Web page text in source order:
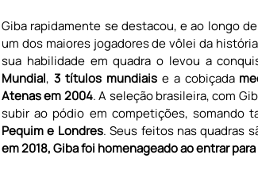
Giba rapidamente se destacou, e ao longo
um dos maiores jogadores de vôlei da
sua habilidade em quadra o levou a
Mundial, 3 títulos mundiais e a cobiçada
Atenas em 2004. A seleção brasileira, com
subir ao pódio em competições, somando
Pequim e Londres
em 2018, Giba foi homenageado ao entrar para